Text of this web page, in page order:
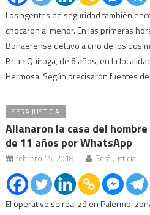
Los agentes de seguridad también
chocaron al menor. En las primeras
Bonaerense detuvo a uno de los dos
Brian Quiroga, de 6 años, en la
Hermosa. Según precisaron fuentes
SERA JUSTICIA
Allanaron la casa del
de 11 años por WhatsApp
febrero 15, 2018 Será Justicia
El operativo se realizó en Palermo,